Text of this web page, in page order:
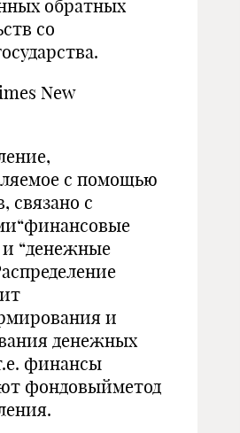
обратных
со
New
с помощью
связано с
и “денежные
и
денежных
финансы
фондовыйметод